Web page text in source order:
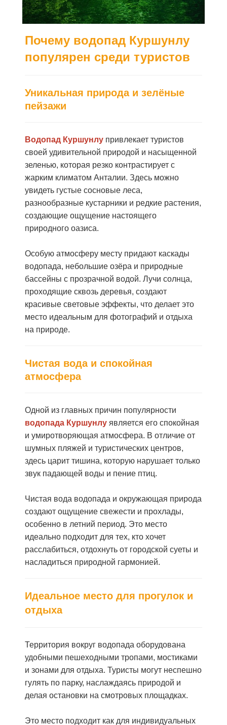
Почему водопад Куршунлу
популярен среди туристов
Уникальная природа и зелёные
пейзажи
Водопад Куршунлу привлекает туристов
своей удивительной природой и насыщенной
зеленью, которая резко контрастирует с
жарким климатом Анталии. Здесь можно
увидеть густые сосновые леса,
разнообразные кустарники и редкие растения,
создающие ощущение настоящего
природного оазиса.
Особую атмосферу месту придают каскады
водопада, небольшие озёра и природные
бассейны с прозрачной водой. Лучи солнца,
проходящие сквозь деревья, создают
красивые световые эффекты, что делает это
место идеальным для фотографий и отдыха
на природе.
Чистая вода и спокойная
атмосфера
Одной из главных причин популярности
водопада Куршунлу является его спокойная
и умиротворяющая атмосфера. В отличие от
шумных пляжей и туристических центров,
здесь царит тишина, которую нарушает только
звук падающей воды и пение птиц.
Чистая вода водопада и окружающая природа
создают ощущение свежести и прохлады,
особенно в летний период. Это место
идеально подходит для тех, кто хочет
расслабиться, отдохнуть от городской суеты и
насладиться природной гармонией.
Идеальное место для прогулок и
отдыха
Территория вокруг водопада оборудована
удобными пешеходными тропами, мостиками
и зонами для отдыха. Туристы могут неспешно
гулять по парку, наслаждаясь природой и
делая остановки на смотровых площадках.
Это место подходит как для индивидуальных